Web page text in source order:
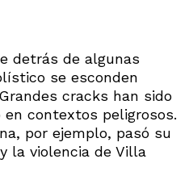
detrás de algunas
se esconden
cracks han sido
en contextos peligrosos.
por ejemplo, pasó su
la violencia de Villa